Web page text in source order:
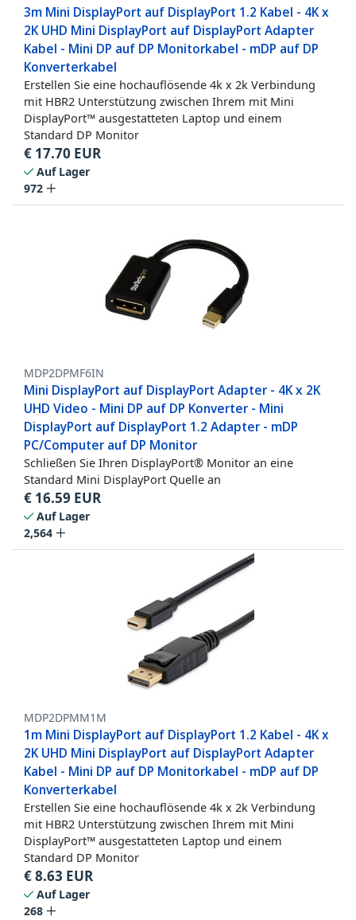
3m Mini DisplayPort auf DisplayPort 1.2 Kabel - 4K x
2K UHD Mini DisplayPort auf DisplayPort Adapter
Kabel - Mini DP auf DP Monitorkabel - mDP auf DP
Konverterkabel
Erstellen Sie eine hochauflösende 4k x 2k Verbindung
mit HBR2 Unterstützung zwischen Ihrem mit Mini
DisplayPort™ ausgestatteten Laptop und einem
Standard DP Monitor
€ 17.70 EUR
Auf Lager
972
MDP2DPMF6IN
Mini DisplayPort auf DisplayPort Adapter - 4K x 2K
UHD Video - Mini DP auf DP Konverter - Mini
DisplayPort auf DisplayPort 1.2 Adapter - mDP
PC/Computer auf DP Monitor
Schließen Sie Ihren DisplayPort® Monitor an eine
Standard Mini DisplayPort Quelle an
€ 16.59 EUR
Auf Lager
2,564
MDP2DPMM1M
1m Mini DisplayPort auf DisplayPort 1.2 Kabel - 4K x
2K UHD Mini DisplayPort auf DisplayPort Adapter
Kabel - Mini DP auf DP Monitorkabel - mDP auf DP
Konverterkabel
Erstellen Sie eine hochauflösende 4k x 2k Verbindung
mit HBR2 Unterstützung zwischen Ihrem mit Mini
DisplayPort™ ausgestatteten Laptop und einem
Standard DP Monitor
€8.63 EUR
Auf Lager
268